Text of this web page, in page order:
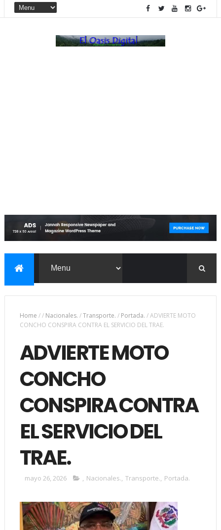
Home // Nacionales. /Transporte. / Portada. /ADVIERTE MOTO
CONCHO CONSPIRA CONTRA EL SERVICIO DEL TRAE.
ADVIERTE MOTO
CONCHO
CONSPIRA CONTRA
EL SERVICIO DEL
TRAE.
mayo 26, 2026 , Nacionales., Transporte., Portada.